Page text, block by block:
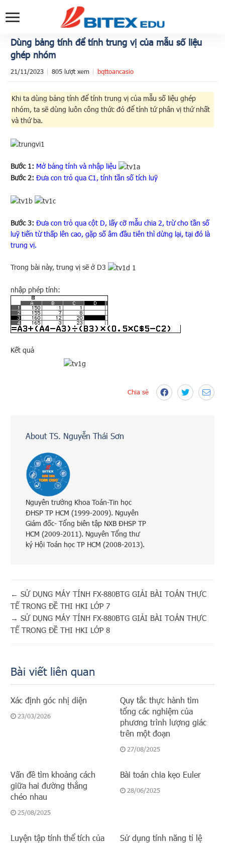
Dùng bảng tính để tính trung vị của mẫu số liệu
ghép nhóm
21/11/2023 805 lượt xem bqttoancasio
Khi ta dùng bảng tính để tính trung vị của mẫu số liệu ghép
nhóm, ta sẽ dùng luôn công thức đó để tính tứ phân vị thứ nhất
và thứ ba.
Bước 1: Mở bảng tính và nhập liệu
Bước 2: Đưa con trỏ qua C1, tính tần số tích luỹ
Bước 3: Đưa con trỏ qua cột D, lấy cỡ mẫu chia 2, trừ cho tần số
luỹ tiến từ thấp lên cao, gặp số âm đầu tiên thì dừng lại, tại đó là
trung vị.
Trong bài này, trung vị sẽ ở D3
nhập phép tính:
Kết quả
Chia sẻ
About TS. Nguyễn Thái Sơn
Nguyên trưởng Khoa Toán-Tin học
ĐHSP TP HCM (1999-2009). Nguyên
Giám đốc- Tổng biên tập NXB ĐHSP TP
HCM (2009-2011). Nguyên Tổng thư
ký Hội Toán học TP HCM (2008-2013).
← SỬ DỤNG MÁY TÍNH FX-880BTG GIẢI BÀI TOÁN THỰC
TẾ TRONG ĐỀ THI HKI LỚP 7
→ SỬ DỤNG MÁY TÍNH FX-880BTG GIẢI BÀI TOÁN THỰC
TẾ TRONG ĐỀ THI HKI LỚP 8
Bài viết liên quan
Xác định góc nhị diện
23/03/2026
Quy tắc thực hành tìm
tổng các nghiệm của
phương trình lượng giác
trên một đoạn
27/08/2025
Vấn đề tìm khoảng cách
giữa hai đường thẳng
chéo nhau
25/08/2025
Bài toán chia kẹo Euler
28/06/2025
Luyện tập tính thể tích của
Sử dụng tính năng tỉ lệ